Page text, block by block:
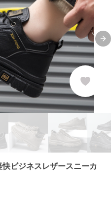
ビジネスレザースニーカ